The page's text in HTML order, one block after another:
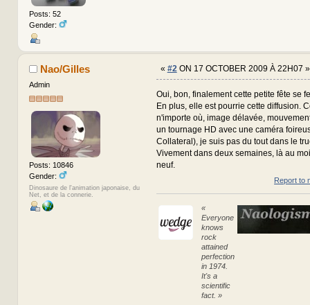
Posts: 52
Gender:
Nao/Gilles
Admin
Posts: 10846
Gender:
Dinosaure de l'animation japonaise, du
Net, et de la connerie.
« #2ON 17 OCTOBER 2009 À 22H07 »
Oui, bon, finalement cette petite fête se
En plus, elle est pourrie cette diffusion.
n'importe où, image délavée,
un tournage HD avec une caméra
Collateral), je suis pas du tout dans le
Vivement dans deux semaines, là au
neuf.
Report to
«
Everyone
knows
rock
attained
perfection
in 1974.
It's a
scientific
fact. »